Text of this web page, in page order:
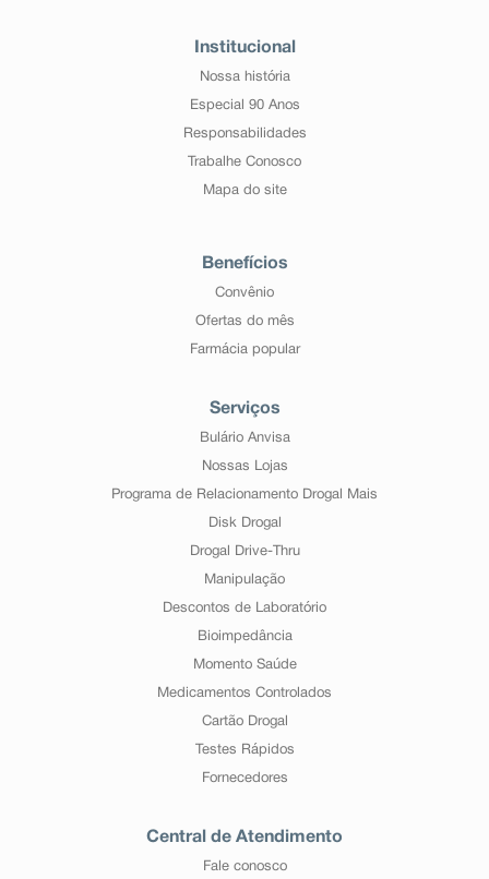
Institucional
Nossa história
Especial 90 Anos
Responsabilidades
Trabalhe Conosco
Mapa do site
Benefícios
Convênio
Ofertas do mês
Farmácia popular
Serviços
Bulário Anvisa
Nossas Lojas
Programa de Relacionamento Drogal Mais
Disk Drogal
Drogal Drive-Thru
Manipulação
Descontos de Laboratório
Bioimpedância
Momento Saúde
Medicamentos Controlados
Cartão Drogal
Testes Rápidos
Fornecedores
Central de Atendimento
Fale conosco